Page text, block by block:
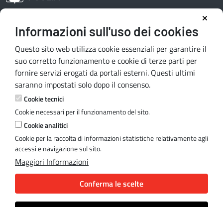
Informazioni sull'uso dei cookies
Questo sito web utilizza cookie essenziali per garantire il
suo corretto funzionamento e cookie di terze parti per
fornire servizi erogati da portali esterni. Questi ultimi
saranno impostati solo dopo il consenso.
Cookie tecnici
Cookie necessari per il funzionamento del sito.
Cookie analitici
Cookie per la raccolta di informazioni statistiche relativamente agli
accessi e navigazione sul sito.
Maggiori Informazioni
Conferma le scelte
Area riservata redattori
Contatti e indirizzi
Lungomare N. Sauro, 33 - 70121 Bari
Via G. Gentile, 52 - 70126 Bari
Mail:quiregione@regione.puglia.it
PEC:serviziourp.regione@pec.rupar.puglia.it
Note legali
Cookie e privacy